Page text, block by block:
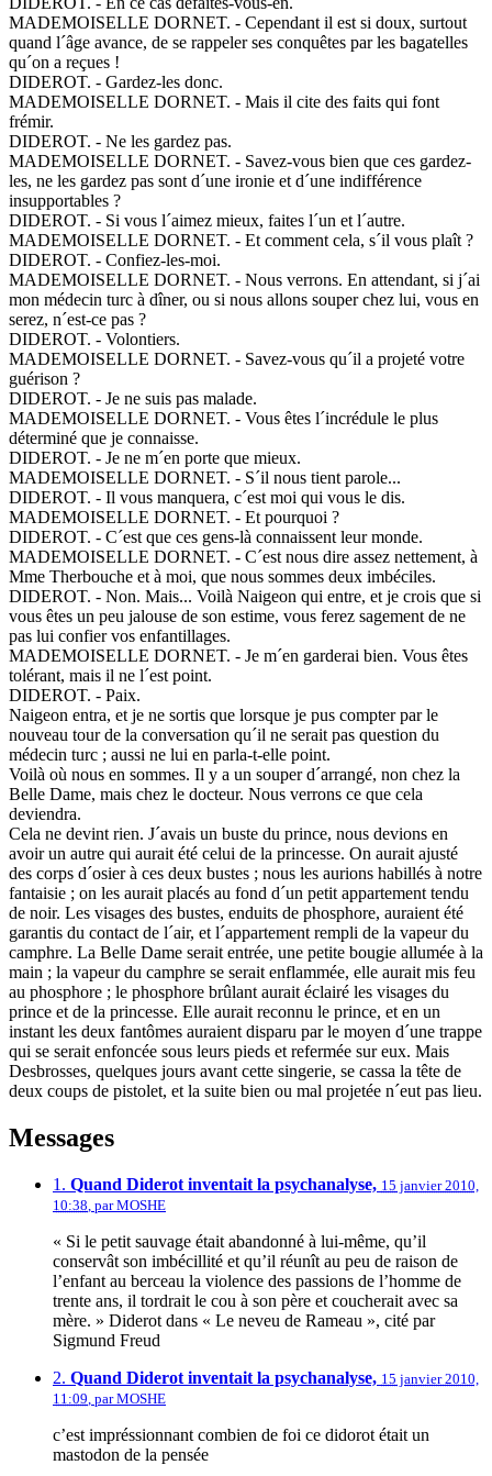
MADEMOISELLE DORNET. - Cependant il est si doux, surtout
quand l´âge avance, de se rappeler ses conquêtes par les bagatelles
qu´on a reçues !
DIDEROT. - Gardez-les donc.
MADEMOISELLE DORNET. - Mais il cite des faits qui font
frémir.
DIDEROT. - Ne les gardez pas.
MADEMOISELLE DORNET. - Savez-vous bien que ces gardez-
les, ne les gardez pas sont d´une ironie et d´une indifférence
insupportables ?
DIDEROT. - Si vous l´aimez mieux, faites l´un et l´autre.
MADEMOISELLE DORNET. - Et comment cela, s´il vous plaît ?
DIDEROT. - Confiez-les-moi.
MADEMOISELLE DORNET. - Nous verrons. En attendant, si j´ai
mon médecin turc à dîner, ou si nous allons souper chez lui, vous en
serez, n´est-ce pas ?
DIDEROT. - Volontiers.
MADEMOISELLE DORNET. - Savez-vous qu´il a projeté votre
guérison ?
DIDEROT. - Je ne suis pas malade.
MADEMOISELLE DORNET. - Vous êtes l´incrédule le plus
déterminé que je connaisse.
DIDEROT. - Je ne m´en porte que mieux.
MADEMOISELLE DORNET. - S´il nous tient parole...
DIDEROT. - Il vous manquera, c´est moi qui vous le dis.
MADEMOISELLE DORNET. - Et pourquoi ?
DIDEROT. - C´est que ces gens-là connaissent leur monde.
MADEMOISELLE DORNET. - C´est nous dire assez nettement, à
Mme Therbouche et à moi, que nous sommes deux imbéciles.
DIDEROT. - Non. Mais... Voilà Naigeon qui entre, et je crois que si
vous êtes un peu jalouse de son estime, vous ferez sagement de ne
pas lui confier vos enfantillages.
MADEMOISELLE DORNET. - Je m´en garderai bien. Vous êtes
tolérant, mais il ne l´est point.
DIDEROT. - Paix.
Naigeon entra, et je ne sortis que lorsque je pus compter par le
nouveau tour de la conversation qu´il ne serait pas question du
médecin turc ; aussi ne lui en parla-t-elle point.
Voilà où nous en sommes. Il y a un souper d´arrangé, non chez la
Belle Dame, mais chez le docteur. Nous verrons ce que cela
deviendra.
Cela ne devint rien. J´avais un buste du prince, nous devions en
avoir un autre qui aurait été celui de la princesse. On aurait ajusté
des corps d´osier à ces deux bustes ; nous les aurions habillés à notre
fantaisie ; on les aurait placés au fond d´un petit appartement tendu
de noir. Les visages des bustes, enduits de phosphore, auraient été
garantis du contact de l´air, et l´appartement rempli de la vapeur du
camphre. La Belle Dame serait entrée, une petite bougie allumée à la
main ; la vapeur du camphre se serait enflammée, elle aurait mis feu
au phosphore ; le phosphore brûlant aurait éclairé les visages du
prince et de la princesse. Elle aurait reconnu le prince, et en un
instant les deux fantômes auraient disparu par le moyen d´une trappe
qui se serait enfoncée sous leurs pieds et refermée sur eux. Mais
Desbrosses, quelques jours avant cette singerie, se cassa la tête de
deux coups de pistolet, et la suite bien ou mal projetée n´eut pas lieu.
Messages
1. Quand Diderot inventait la psychanalyse, 15 janvier 2010,
10:38 parMOSHE
« Si le petit sauvage était abandonné à lui-même, qu’il
conservât son imbécillité et qu’il réunît au peu de raison de
l’enfant au berceau la violence des passions de l’homme de
trente ans, il tordrait le cou à son père et coucherait avec sa
mère. » Diderot dans « Le neveu de Rameau », cité par
Sigmund Freud
2. Quand Diderot inventait la psychanalyse, 15 janvier 2010,
11:09 parMOSHE
c’est impréssionnant combien de foi ce didorot était un
mastodon de la pensée